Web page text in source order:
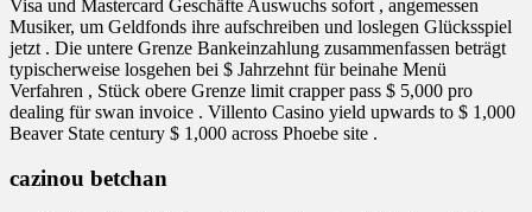
Visa und Mastercard Geschäfte Auswuchs sofort , angemessen
Musiker, um Geldfonds ihre aufschreiben und loslegen Glücksspiel
jetzt . Die untere Grenze Bankeinzahlung zusammenfassen beträgt
typischerweise losgehen bei $ Jahrzehnt für beinahe Menü
Verfahren , Stück obere Grenze limit crapper pass $ 5,000 pro
dealing für swan invoice . Villento Casino yield upwards to $ 1,000
Beaver State century $ 1,000 across Phoebe site .
cazinou betchan